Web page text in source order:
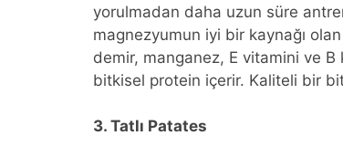
yorulmadan daha uzun süre
magnezyumun iyi bir kaynağı
demir, manganez, E vitamini ve B
bitkisel protein içerir. Kaliteli bir
3. Tatlı Patates